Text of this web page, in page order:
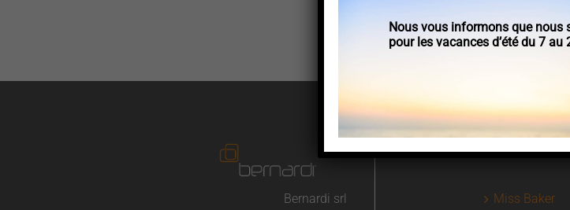
Bernardi srl
Les Produits
Miss Baker
Nous vous informons que nous
pour les vacances d’été du 7